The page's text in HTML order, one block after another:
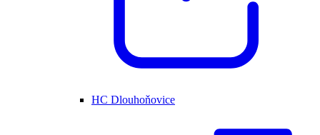
HC Dlouhoňovice